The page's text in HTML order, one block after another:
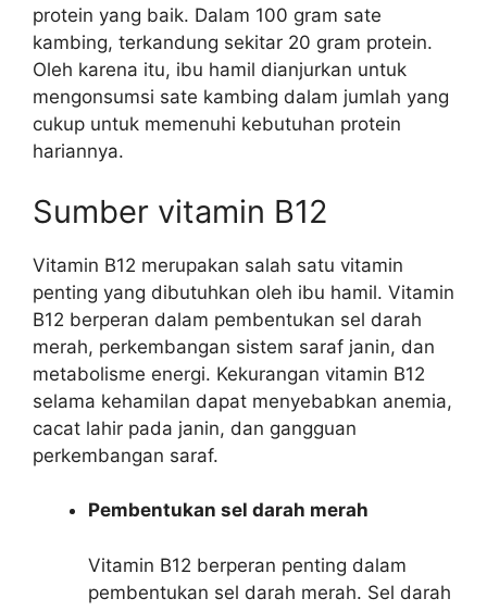
protein yang baik. Dalam 100 gram sate
kambing, terkandung sekitar 20 gram protein.
Oleh karena itu, ibu hamil dianjurkan untuk
mengonsumsi sate kambing dalam jumlah yang
cukup untuk memenuhi kebutuhan protein
hariannya.
Sumber vitamin B12
Vitamin B12 merupakan salah satu vitamin
penting yang dibutuhkan oleh ibu hamil. Vitamin
B12 berperan dalam pembentukan sel darah
merah, perkembangan sistem saraf janin, dan
metabolisme energi. Kekurangan vitamin B12
selama kehamilan dapat menyebabkan anemia,
cacat lahir pada janin, dan gangguan
perkembangan saraf.
Pembentukan sel darah merah
Vitamin B12 berperan penting dalam
pembentukan sel darah merah. Sel darah